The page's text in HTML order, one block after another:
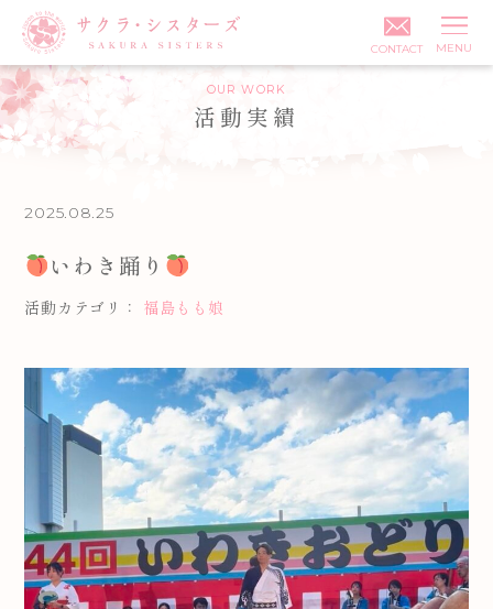
CONTACT MENU
OUR WORK
活動実績
いわき踊り
投稿日:
2025.08.25
活動カテゴリ： 福島もも娘